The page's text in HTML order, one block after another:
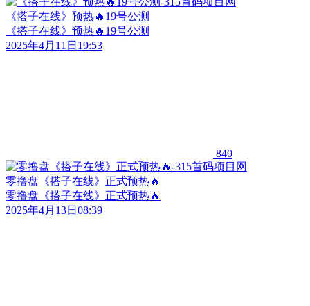
《搭子在线》预热🔥19号公测
《搭子在线》预热🔥19号公测
2025年4月11日19:53
840
零撸盘《搭子在线》正式预热🔥
零撸盘《搭子在线》正式预热🔥
2025年4月13日08:39